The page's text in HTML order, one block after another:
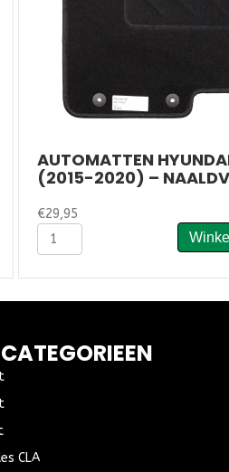
AUTOMATTEN
(2015-2020) –
€29,95
Automatten
Hyundai
2020)
aantal
CLA